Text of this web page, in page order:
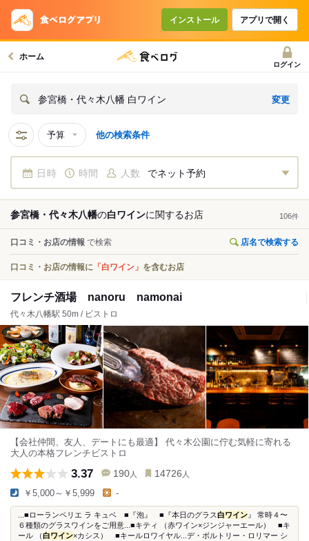
インストール アプリで開く
ホーム
ログイン
参宮橋・代々木八幡 白ワイン 変更
予算 他の検索条件
日時 時間 人数 でネット予約
参宮橋・代々木八幡の白ワインに関するお店 106件
口コミ・お店の情報 で検索 店名で検索する
口コミ・お店の情報に 「白ワイン」 を含むお店
フレンチ酒場 nanoru namonai
代々木八幡駅 50m / ビストロ
【会社仲間、友人、デートにも最適】 代々木公園に佇む気軽に寄れる
大人の本格フレンチビストロ
3.37 190 人 14726 人
￥5,000～￥5,999 -
...■ローランペリエ ラ キュベ ■『泡』 ■『本日のグラス白ワイン 』 常時４〜
６種類のグラスワインをご用意...■キティ （赤ワイン×ジンジャーエール） ■キ
ール （白ワイン×カシス） ■キールロワイヤル...デ・ボルトリー・ロリマー シ